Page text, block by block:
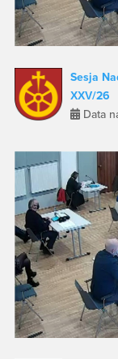
Sesja
XXV/26
Data